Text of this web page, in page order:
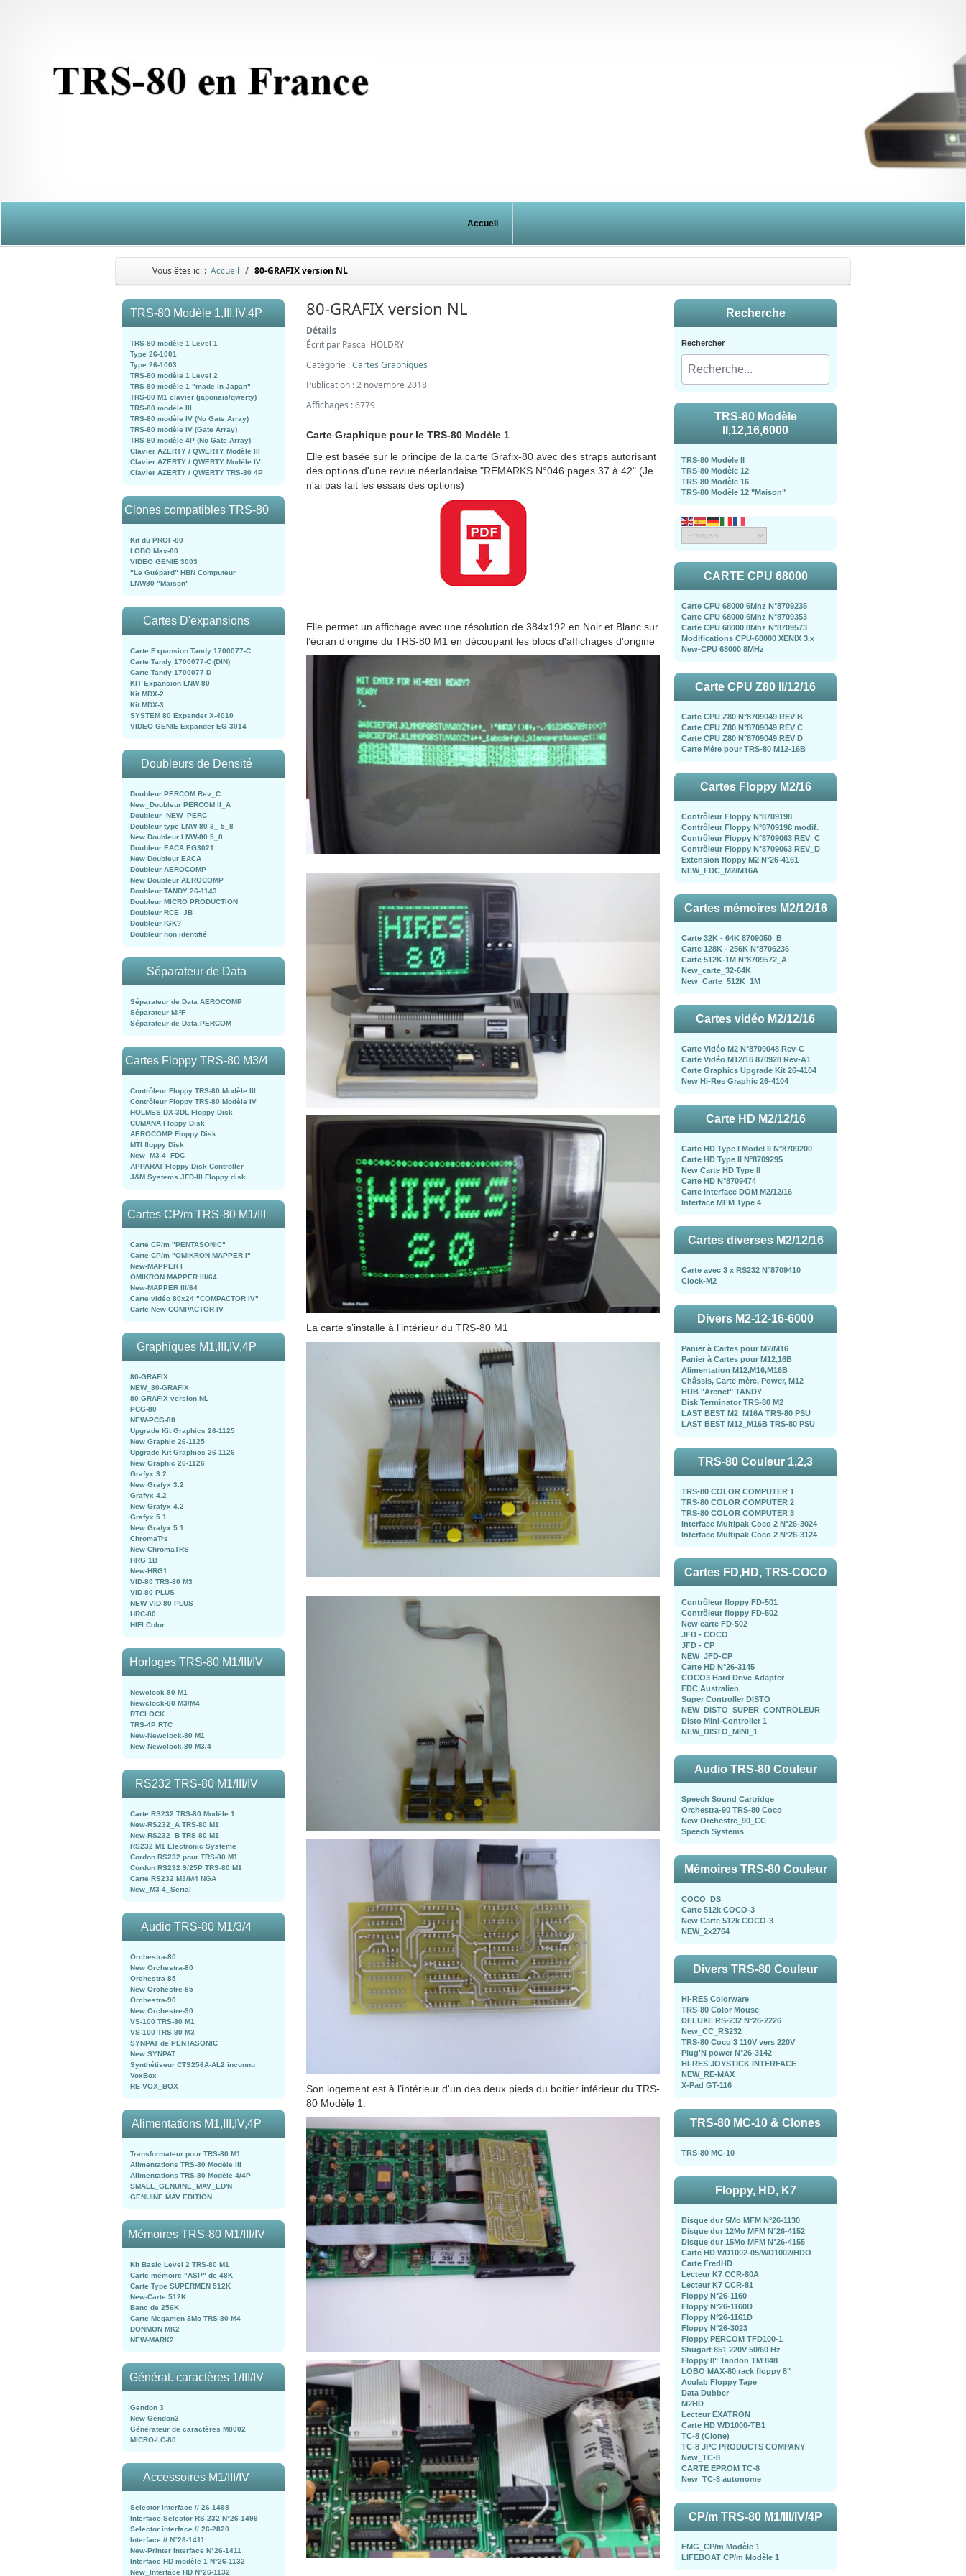
Accueil
Vous êtes ici : Accueil 80-GRAFIX version NL
TRS-80 Modèle 1,III,IV,4P
TRS-80 modèle 1 Level 1
Type 26-1001
Type 26-1003
TRS-80 modèle 1 Level 2
TRS-80 modèle 1 "made in Japan"
TRS-80 M1 clavier (japonais/qwerty)
TRS-80 modèle III
TRS-80 modèle IV (No Gate Array)
TRS-80 modèle IV (Gate Array)
TRS-80 modèle 4P (No Gate Array)
Clavier AZERTY / QWERTY Modèle III
Clavier AZERTY / QWERTY Modèle IV
Clavier AZERTY / QWERTY TRS-80 4P
Clones compatibles TRS-80
Kit du PROF-80
LOBO Max-80
VIDEO GENIE 3003
"Le Guépard" HBN Computeur
LNW80 "Maison"
Cartes D'expansions
Carte Expansion Tandy 1700077-C
Carte Tandy 1700077-C (DIN)
Carte Tandy 1700077-D
KIT Expansion LNW-80
Kit MDX-2
Kit MDX-3
SYSTEM 80 Expander X-4010
VIDEO GENIE Expander EG-3014
Doubleurs de Densité
Doubleur PERCOM Rev_C
New_Doubleur PERCOM II_A
Doubleur_NEW_PERC
Doubleur type LNW-80 3_ 5_8
New Doubleur LNW-80 5_8
Doubleur EACA EG3021
New Doubleur EACA
Doubleur AEROCOMP
New Doubleur AEROCOMP
Doubleur TANDY 26-1143
Doubleur MICRO PRODUCTION
Doubleur RCE_JB
Doubleur IGK?
Doubleur non identifié
Séparateur de Data
Séparateur de Data AEROCOMP
Séparateur MI²F
Séparateur de Data PERCOM
Cartes Floppy TRS-80 M3/4
Contrôleur Floppy TRS-80 Modèle III
Contrôleur Floppy TRS-80 Modèle IV
HOLMES DX-3DL Floppy Disk
CUMANA Floppy Disk
AEROCOMP Floppy Disk
MTI floppy Disk
New_M3-4_FDC
APPARAT Floppy Disk Controller
J&M Systems JFD-III Floppy disk
Cartes CP/m TRS-80 M1/III
Carte CP/m "PENTASONIC"
Carte CP/m "OMIKRON MAPPER I"
New-MAPPER I
OMIKRON MAPPER III/64
New-MAPPER III/64
Carte vidéo 80x24 "COMPACTOR IV"
Carte New-COMPACTOR-IV
Graphiques M1,III,IV,4P
80-GRAFIX
NEW_80-GRAFIX
80-GRAFIX version NL
PCG-80
NEW-PCG-80
Upgrade Kit Graphics 26-1125
New Graphic 26-1125
Upgrade Kit Graphics 26-1126
New Graphic 26-1126
Grafyx 3.2
New Grafyx 3.2
Grafyx 4.2
New Grafyx 4.2
Grafyx 5.1
New Grafyx 5.1
ChromaTrs
New-ChromaTRS
HRG 1B
New-HRG1
VID-80 TRS-80 M3
VID-80 PLUS
NEW VID-80 PLUS
HRC-80
HIFI Color
Horloges TRS-80 M1/III/IV
Newclock-80 M1
Newclock-80 M3/M4
RTCLOCK
TRS-4P RTC
New-Newclock-80 M1
New-Newclock-80 M3/4
RS232 TRS-80 M1/III/IV
Carte RS232 TRS-80 Modèle 1
New-RS232_A TRS-80 M1
New-RS232_B TRS-80 M1
RS232 M1 Electronic Systeme
Cordon RS232 pour TRS-80 M1
Cordon RS232 9/25P TRS-80 M1
Carte RS232 M3/M4 NGA
New_M3-4_Serial
Audio TRS-80 M1/3/4
Orchestra-80
New Orchestra-80
Orchestra-85
New-Orchestre-85
Orchestra-90
New Orchestre-90
VS-100 TRS-80 M1
VS-100 TRS-80 M3
SYNPAT de PENTASONIC
New SYNPAT
Synthétiseur CTS256A-AL2 inconnu
VoxBox
RE-VOX_BOX
Alimentations M1,III,IV,4P
Transformateur pour TRS-80 M1
Alimentations TRS-80 Modèle III
Alimentations TRS-80 Modèle 4/4P
SMALL_GENUINE_MAV_ED'N
GENUINE MAV EDITION
Mémoires TRS-80 M1/III/IV
Kit Basic Level 2 TRS-80 M1
Carte mémoire "ASP" de 48K
Carte Type SUPERMEN 512K
New-Carte 512K
Banc de 256K
Carte Megamen 3Mo TRS-80 M4
DONMON MK2
NEW-MARK2
Générat. caractères 1/III/IV
Gendon 3
New Gendon3
Générateur de caractères M8002
MICRO-LC-80
Accessoires M1/III/IV
Selector interface // 26-1498
Interface Selector RS-232 N°26-1499
Selector interface // 26-2820
Interface // N°26-1411
New-Printer Interface N°26-1411
Interface HD modèle 1 N°26-1132
New_Interface HD N°26-1132
80-GRAFIX version NL
Détails
Écrit par Pascal HOLDRY
Catégorie :Cartes Graphiques
Publication : 2 novembre 2018
Affichages : 6779
Carte Graphique pour le TRS-80 Modèle 1
Elle est basée sur le principe de la carte Grafix-80 avec des straps autorisant
des options d'une revue néerlandaise "REMARKS N°046 pages 37 à 42" (Je
n'ai pas fait les essais des options)
Elle permet un affichage avec une résolution de 384x192 en Noir et Blanc sur
l’écran d’origine du TRS-80 M1 en découpant les blocs d'affichages d'origine
La carte s’installe à l’intérieur du TRS-80 M1
Son logement est à l’intérieur d'un des deux pieds du boitier inférieur du TRS-
80 Modèle 1.
Recherche
Rechercher
TRS-80 Modèle
II,12,16,6000
TRS-80 Modèle II
TRS-80 Modèle 12
TRS-80 Modèle 16
TRS-80 Modèle 12 "Maison"
CARTE CPU 68000
Carte CPU 68000 6Mhz N°8709235
Carte CPU 68000 6Mhz N°8709353
Carte CPU 68000 8Mhz N°8709573
Modifications CPU-68000 XENIX 3.x
New-CPU 68000 8MHz
Carte CPU Z80 II/12/16
Carte CPU Z80 N°8709049 REV B
Carte CPU Z80 N°8709049 REV C
Carte CPU Z80 N°8709049 REV D
Carte Mère pour TRS-80 M12-16B
Cartes Floppy M2/16
Contrôleur Floppy N°8709198
Contrôleur Floppy N°8709198 modif.
Contrôleur Floppy N°8709063 REV_C
Contrôleur Floppy N°8709063 REV_D
Extension floppy M2 N°26-4161
NEW_FDC_M2/M16A
Cartes mémoires M2/12/16
Carte 32K - 64K 8709050_B
Carte 128K - 256K N°8706236
Carte 512K-1M N°8709572_A
New_carte_32-64K
New_Carte_512K_1M
Cartes vidéo M2/12/16
Carte Vidéo M2 N°8709048 Rev-C
Carte Vidéo M12/16 870928 Rev-A1
Carte Graphics Upgrade Kit 26-4104
New Hi-Res Graphic 26-4104
Carte HD M2/12/16
Carte HD Type I Model II N°8709200
Carte HD Type II N°8709295
New Carte HD Type II
Carte HD N°8709474
Carte Interface DOM M2/12/16
Interface MFM Type 4
Cartes diverses M2/12/16
Carte avec 3 x RS232 N°8709410
Clock-M2
Divers M2-12-16-6000
Panier à Cartes pour M2/M16
Panier à Cartes pour M12,16B
Alimentation M12,M16,M16B
Châssis, Carte mère, Power, M12
HUB "Arcnet" TANDY
Disk Terminator TRS-80 M2
LAST BEST M2_M16A TRS-80 PSU
LAST BEST M12_M16B TRS-80 PSU
TRS-80 Couleur 1,2,3
TRS-80 COLOR COMPUTER 1
TRS-80 COLOR COMPUTER 2
TRS-80 COLOR COMPUTER 3
Interface Multipak Coco 2 N°26-3024
Interface Multipak Coco 2 N°26-3124
Cartes FD,HD, TRS-COCO
Contrôleur floppy FD-501
Contrôleur floppy FD-502
New carte FD-502
JFD - COCO
JFD - CP
NEW_JFD-CP
Carte HD N°26-3145
COCO3 Hard Drive Adapter
FDC Australien
Super Controller DISTO
NEW_DISTO_SUPER_CONTRÖLEUR
Disto Mini-Controller 1
NEW_DISTO_MINI_1
Audio TRS-80 Couleur
Speech Sound Cartridge
Orchestra-90 TRS-80 Coco
New Orchestre_90_CC
Speech Systems
Mémoires TRS-80 Couleur
COCO_DS
Carte 512k COCO-3
New Carte 512k COCO-3
NEW_2x2764
Divers TRS-80 Couleur
HI-RES Colorware
TRS-80 Color Mouse
DELUXE RS-232 N°26-2226
New_CC_RS232
TRS-80 Coco 3 110V vers 220V
Plug'N power N°26-3142
HI-RES JOYSTICK INTERFACE
NEW_RE-MAX
X-Pad GT-116
TRS-80 MC-10 & Clones
TRS-80 MC-10
Floppy, HD, K7
Disque dur 5Mo MFM N°26-1130
Disque dur 12Mo MFM N°26-4152
Disque dur 15Mo MFM N°26-4155
Carte HD WD1002-05/WD1002/HDO
Carte FredHD
Lecteur K7 CCR-80A
Lecteur K7 CCR-81
Floppy N°26-1160
Floppy N°26-1160D
Floppy N°26-1161D
Floppy N°26-3023
Floppy PERCOM TFD100-1
Shugart 851 220V 50/60 Hz
Floppy 8" Tandon TM 848
LOBO MAX-80 rack floppy 8"
Aculab Floppy Tape
Data Dubber
M2HD
Lecteur EXATRON
Carte HD WD1000-TB1
TC-8 (Clone)
TC-8 JPC PRODUCTS COMPANY
New_TC-8
CARTE EPROM TC-8
New_TC-8 autonome
CP/m TRS-80 M1/III/IV/4P
FMG_CP/m Modèle 1
LIFEBOAT CP/m Modèle 1